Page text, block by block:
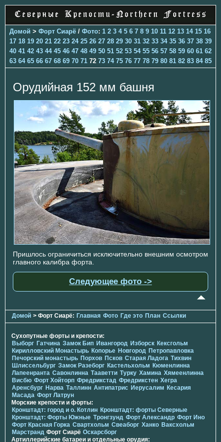
Домой > Форт Сиарё / Фото: 1 2 3 4 5 6 7 8 9 10 11 12 13 14 15 16
17 18 19 20 21 22 23 24 25 26 27 28 29 30 31 32 33 34 35 36 37 38 39
40 41 42 43 44 45 46 47 48 49 50 51 52 53 54 55 56 57 58 59 60 61 62
63 64 65 66 67 68 69 70 71 72 73 74 75 76 77 78 79 80 81 82 83 84 85
Орудийная 152 мм башня
Пришлось ограничиться исключительно внешним осмотром
главного калибра форта.
Следующее фото ->
Домой > Форт Сиарё: Главная Фото Где это План Ссылки
Сухопутные форты и крепости:
Выборг Гатчина Замок Бип Ивангород Изборск Кексгольм
Кирилловский Монастырь Копорье Новгород Петропавловка
Печорcкий монастырь Порхов Псков Старая Ладога Тихвин
Шлиссельбург Замок Разеборг Кастельхольм Кюменлинна
Лапеенранта Савонлинна Тааветти Турку Хамина Хямеенлинна
Висбю Форт Хойторп Фредрикстад Фредрикстен Хегра
Аренсбург Нарва Таллинн Антипатрис Иерусалим Кесария
Масада Форт Латрун
Морские крепости и форты:
Кронштадт: город и о. Котлин Кронштадт: форты Северные
Кронштадт: Форты Южные Тронгзунд Форт Александр Форт Ино
Форт Красная Горка Свартхольм Свеаборг Ханко Ваксхольм
Марстранд Форт Сиарё Оскарсборг
Артиллерийские батареи и отдельные орудия: